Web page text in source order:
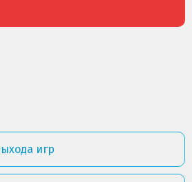
игр